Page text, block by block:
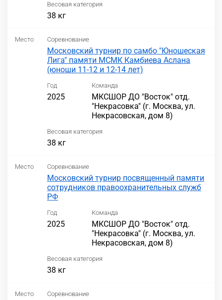
Весовая категория
38 кг
Место Соревнование
Московский турнир по самбо "Юношеская
Лига" памяти МСМК Камбиева Аслана
(юноши 11-12 и 12-14 лет)
Год
2025
Команда
МКСШОР ДО "Восток" отд.
"Некрасовка" (г. Москва, ул.
Некрасовская, дом 8)
Весовая категория
38 кг
Место Соревнование
Московский турнир посвященный памяти
сотрудников правоохранительных служб
РФ
Год
2025
Команда
МКСШОР ДО "Восток" отд.
"Некрасовка" (г. Москва, ул.
Некрасовская, дом 8)
Весовая категория
38 кг
Место Соревнование